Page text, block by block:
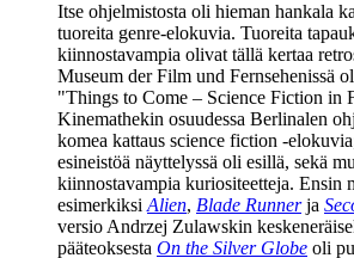
Itse ohjelmistosta oli hieman hankala
tuoreita genre-elokuvia. Tuoreita
kiinnostavampia olivat tällä kertaa
Museum der Film und Fernsehenissä
"Things to Come – Science Fiction in
Kinemathekin osuudessa Berlinalen
komea kattaus science fiction
esineistöä näyttelyssä oli esillä, sekä
kiinnostavampia kuriositeetteja. Ensin
esimerkiksi Alien, Blade Runnerja
versio Andrzej Zulawskin
pääteoksesta On the Silver Globe oli